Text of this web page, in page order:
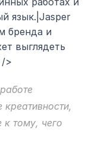
язык.|Jasper
бренда и
выглядеть
/>
к тому, чего